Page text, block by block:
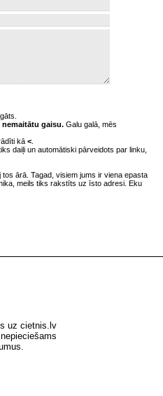
gaisu. Galu galā, mēs
kā <
daiļi un automātiski pārveidots par linku,
ārā. Tagad, visiem jums ir viena epasta
meils tiks rakstīts uz īsto adresi. Eku
uz cietnis.lv